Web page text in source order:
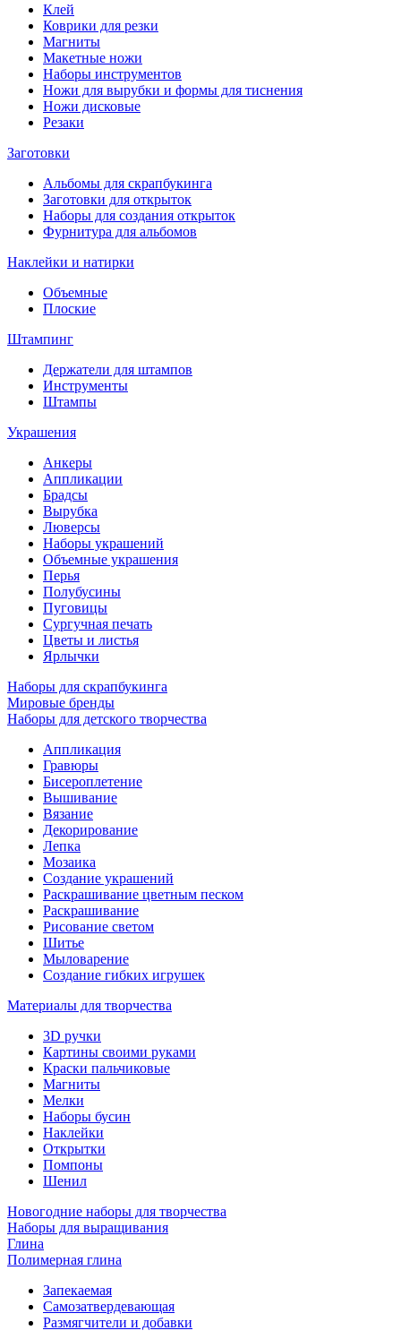
Клей
Коврики для резки
Магниты
Макетные ножи
Наборы инструментов
Ножи для вырубки и формы для тиснения
Ножи дисковые
Резаки
Заготовки
Альбомы для скрапбукинга
Заготовки для открыток
Наборы для создания открыток
Фурнитура для альбомов
Наклейки и натирки
Объемные
Плоские
Штампинг
Держатели для штампов
Инструменты
Штампы
Украшения
Анкеры
Аппликации
Брадсы
Вырубка
Люверсы
Наборы украшений
Объемные украшения
Перья
Полубусины
Пуговицы
Сургучная печать
Цветы и листья
Ярлычки
Наборы для скрапбукинга
Мировые бренды
Наборы для детского творчества
Аппликация
Гравюры
Бисероплетение
Вышивание
Вязание
Декорирование
Лепка
Мозаика
Создание украшений
Раскрашивание цветным песком
Раскрашивание
Рисование светом
Шитье
Мыловарение
Создание гибких игрушек
Материалы для творчества
3D ручки
Картины своими руками
Краски пальчиковые
Магниты
Мелки
Наборы бусин
Наклейки
Открытки
Помпоны
Шенил
Новогодние наборы для творчества
Наборы для выращивания
Глина
Полимерная глина
Запекаемая
Самозатвердевающая
Размягчители и добавки